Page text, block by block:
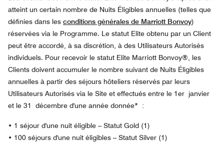
atteint un certain nombre de Nuits Éligibles annuelles (telles que
définies dans les conditions générales de Marriott Bonvoy)
réservées via le Programme. Le statut Elite obtenu par un Client
peut être accordé, à sa discrétion, à des Utilisateurs Autorisés
individuels. Pour recevoir le statut Elite Marriott Bonvoy®, les
Clients doivent accumuler le nombre suivant de Nuits Éligibles
annuelles à partir des séjours hôteliers réservés par leurs
Utilisateurs Autorisés via le Site et effectués entre le 1er janvier
et le 31 décembre d'une année donnée* :
• 1 séjour d'une nuit éligible – Statut Gold (1)
• 100 séjours d'une nuit éligibles – Statut Silver (1)